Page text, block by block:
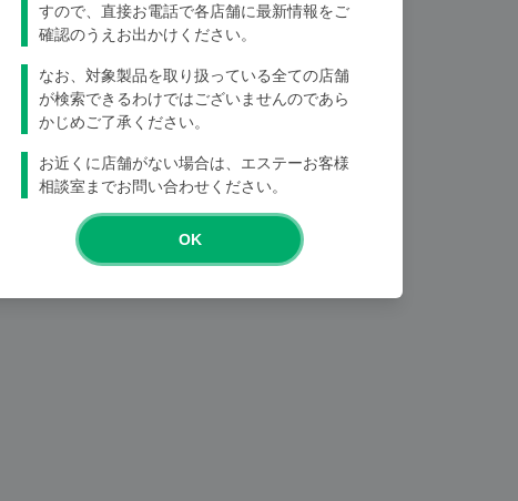
Loading...
すので、直接お電話で各店舗に最新情報をご
確認のうえお出かけください。
なお、対象製品を取り扱っている全ての店舗
が検索できるわけではございませんのであら
かじめご了承ください。
お近くに店舗がない場合は、エステーお客様
相談室までお問い合わせください。
OK